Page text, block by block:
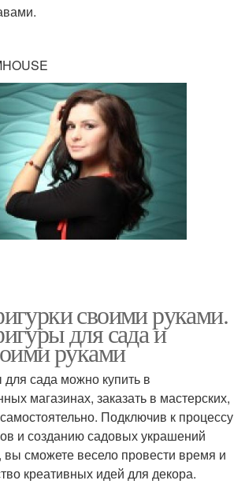
своими руками.
для сада и
руками
сада можно купить в
магазинах, заказать в мастерских,
Подключив к процессу
и созданию садовых украшений
вы сможете весело провести время и
креативных идей для декора.